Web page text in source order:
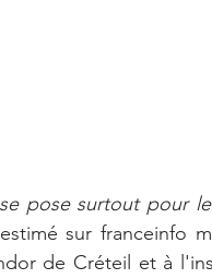
pose surtout pour
sur franceinfo
de Créteil et à